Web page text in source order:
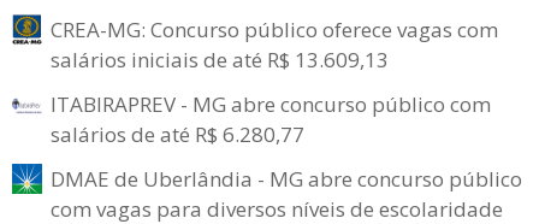
CREA-MG: Concurso público oferece vagas com
salários iniciais de até R$ 13.609,13
ITABIRAPREV - MG abre concurso público com
salários de até R$ 6.280,77
DMAE de Uberlândia - MG abre concurso público
com vagas para diversos níveis de escolaridade